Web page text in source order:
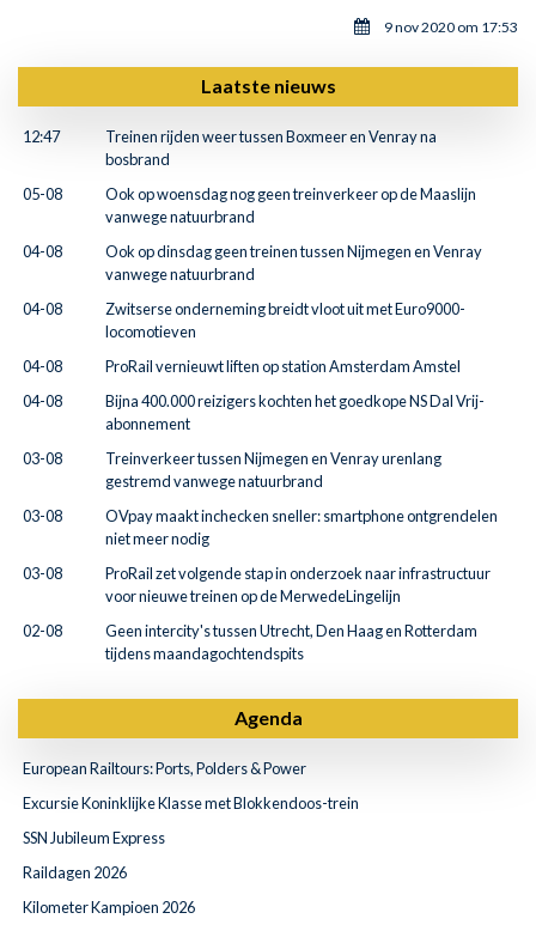
9 nov 2020 om 17:53
Laatste nieuws
12:47
Treinen rijden weer tussen Boxmeer en Venray na
bosbrand
05-08
Ook op woensdag nog geen treinverkeer op de Maaslijn
vanwege natuurbrand
04-08
Ook op dinsdag geen treinen tussen Nijmegen en Venray
vanwege natuurbrand
04-08
Zwitserse onderneming breidt vloot uit met Euro9000-
locomotieven
04-08
ProRail vernieuwt liften op station Amsterdam Amstel
04-08
Bijna 400.000 reizigers kochten het goedkope NS Dal Vrij-
abonnement
03-08
Treinverkeer tussen Nijmegen en Venray urenlang
gestremd vanwege natuurbrand
03-08
OVpay maakt inchecken sneller: smartphone ontgrendelen
niet meer nodig
03-08
ProRail zet volgende stap in onderzoek naar infrastructuur
voor nieuwe treinen op de MerwedeLingelijn
02-08
Geen intercity's tussen Utrecht, Den Haag en Rotterdam
tijdens maandagochtendspits
Agenda
European Railtours: Ports, Polders & Power
Excursie Koninklijke Klasse met Blokkendoos-trein
SSN Jubileum Express
Raildagen 2026
Kilometer Kampioen 2026